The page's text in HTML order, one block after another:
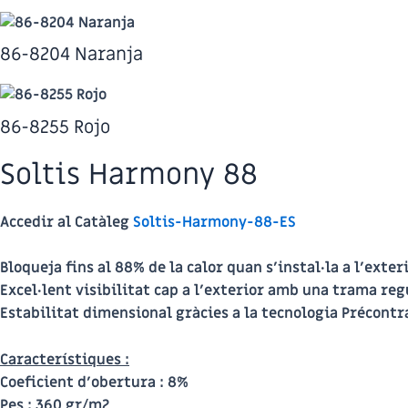
86-8204 Naranja
86-8255 Rojo
Soltis Harmony 88
Accedir al CatàlegSoltis-Harmony-88-ES
Bloqueja fins al 88% de la calor quan s’instal·la a
Excel·lent visibilitat cap a l’exterior amb una trama
Estabilitat dimensional gràcies a la tecnologia
Característiques :
Coeficient d’obertura : 8%